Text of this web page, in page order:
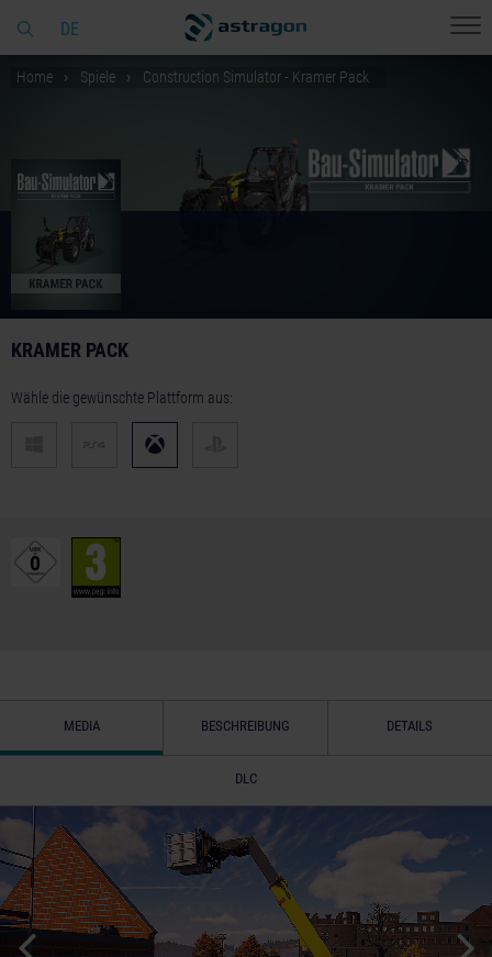
DE
Home Spiele Construction Simulator - Kramer Pack
KRAMER PACK
Wähle die gewünschte Plattform aus:
MEDIA BESCHREIBUNG DETAILS
DLC